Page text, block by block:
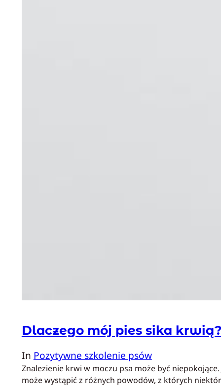
Dlaczego mój pies sika
In Pozytywne szkolenie psów
Znalezienie krwi w moczu psa może być
może wystąpić z różnych powodów, z których